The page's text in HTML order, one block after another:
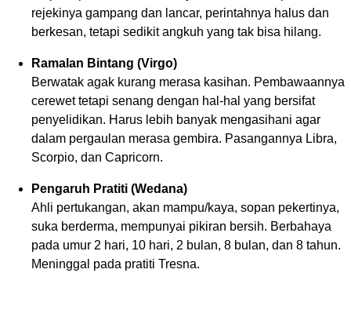
rejekinya gampang dan lancar, perintahnya halus dan
berkesan, tetapi sedikit angkuh yang tak bisa hilang.
Ramalan Bintang (Virgo)
Berwatak agak kurang merasa kasihan. Pembawaannya
cerewet tetapi senang dengan hal-hal yang bersifat
penyelidikan. Harus lebih banyak mengasihani agar
dalam pergaulan merasa gembira. Pasangannya Libra,
Scorpio, dan Capricorn.
Pengaruh Pratiti (Wedana)
Ahli pertukangan, akan mampu/kaya, sopan pekertinya,
suka berderma, mempunyai pikiran bersih. Berbahaya
pada umur 2 hari, 10 hari, 2 bulan, 8 bulan, dan 8 tahun.
Meninggal pada pratiti Tresna.